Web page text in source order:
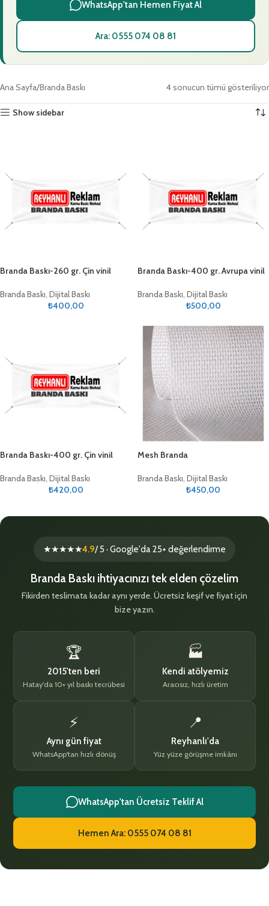
WhatsApp'tan Hemen Fiyat Al
Ara: 0555 074 08 81
Ana Sayfa Branda Baskı 4 sonucun tümü gösteriliyor
Show sidebar
Branda Baskı-260 gr. Çin vinil
Branda Baskı, Dijital Baskı
₺400,00
Branda Baskı-400 gr. Avrupa vinil
Branda Baskı, Dijital Baskı
₺500,00
Branda Baskı-400 gr. Çin vinil
Branda Baskı, Dijital Baskı
₺420,00
Mesh Branda
Branda Baskı, Dijital Baskı
₺450,00
★★★★★4.9/ 5 · Google'da 25+ değerlendirme
Branda Baskı ihtiyacınızı tek elden çözelim
Fikirden teslimata kadar aynı yerde. Ücretsiz keşif ve fiyat için
bize yazın.
🏆
2015'ten beri
Hatay'da 10+ yıl baskı tecrübesi
🏭
Kendi atölyemiz
Aracısız, hızlı üretim
⚡
Aynı gün fiyat
WhatsApp'tan hızlı dönüş
📍
Reyhanlı'da
Yüz yüze görüşme imkânı
WhatsApp'tan Ücretsiz Teklif Al
Hemen Ara: 0555 074 08 81